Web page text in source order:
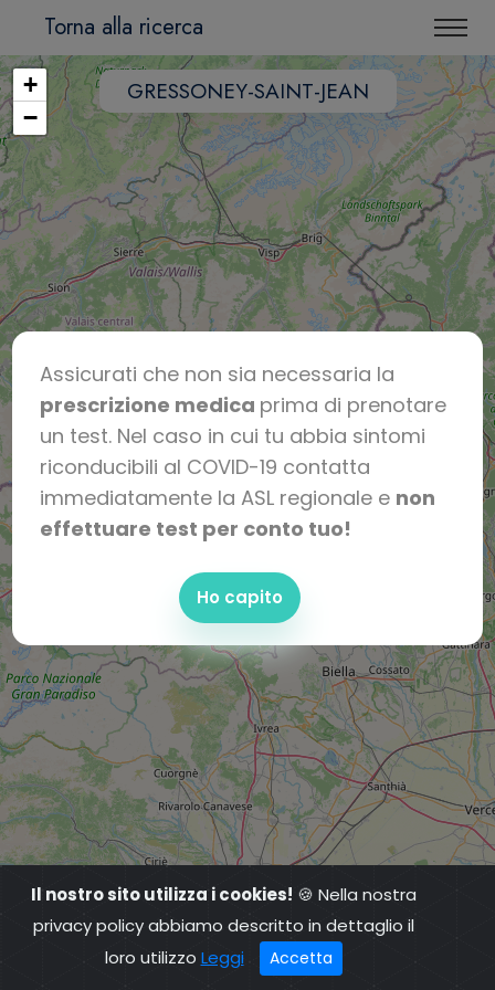
Assicurati che non sia necessaria la
prescrizione medica prima di prenotare
un test. Nel caso in cui tu abbia sintomi
riconducibili al COVID-19 contatta
immediatamente la ASL regionale e non
effettuare test per conto tuo!
Ho capito
Torna alla ricerca
GRESSONEY-SAINT-JEAN
+
−
Il nostro sito utilizza i cookies! 🍪 Nella nostra
privacy policy abbiamo descritto in dettaglio il
loro utilizzo Leggi Accetta